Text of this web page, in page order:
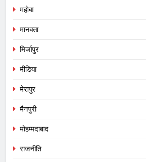
महोबा
मानवता
मिर्जापुर
मीडिया
मेरापुर
मैनपुरी
मोहम्मदाबाद
राजनीति